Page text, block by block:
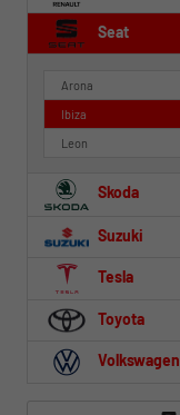
Seat
Arona
Ibiza
Leon
Skoda
Suzuki
Tesla
Toyota
Volkswagen